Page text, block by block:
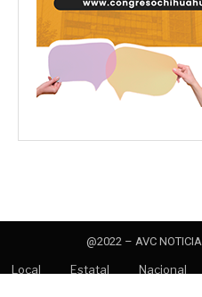
@2022 – AVC
Local Estatal Nacional